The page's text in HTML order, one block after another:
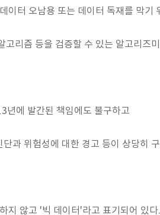
이터 오남용 또는 데이터 독재를 막기
고리즘 등을 검증할 수 있는 알고리즈
년에 발간된 책임에도 불구하고
과 위험성에 대한 경고 등이 상당히
지 않고 '빅 데이터'라고 표기되어 있다.